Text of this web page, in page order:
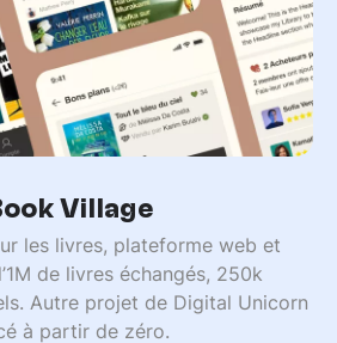
Village
les livres, plateforme web et
de livres échangés, 250k
Autre projet de Digital Unicorn
à partir de zéro.